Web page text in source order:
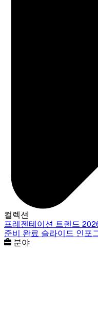
컬렉션
프레젠테이션 트렌드
준비 완료 슬라이드 인포
분야